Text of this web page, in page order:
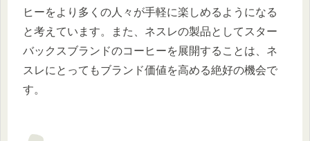
ヒーをより多くの人々が手軽に楽しめるようになる
と考えています。また、ネスレの製品としてスター
バックスブランドのコーヒーを展開することは、ネ
スレにとってもブランド価値を高める絶好の機会で
す。